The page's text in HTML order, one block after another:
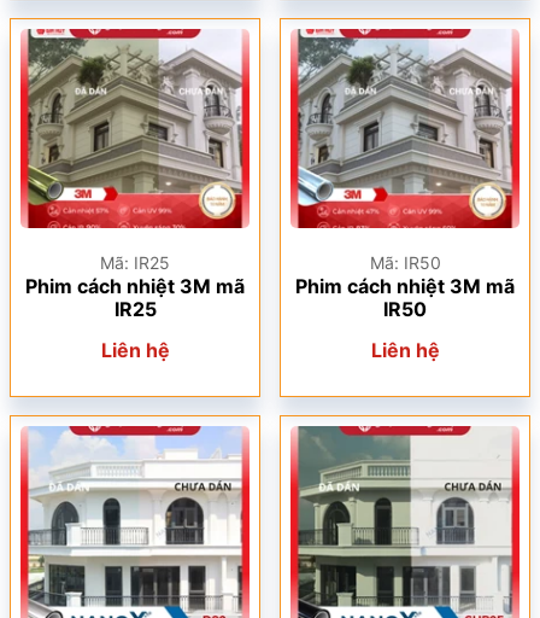
Mã: IR25
Phim cách nhiệt 3M mã
IR25
Liên hệ
Mã: IR50
Phim cách nhiệt 3M mã
IR50
Liên hệ